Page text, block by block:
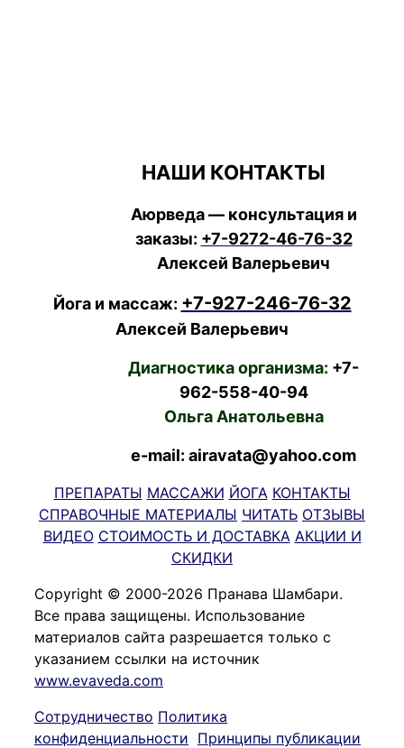
НАШИ КОНТАКТЫ
Аюрведа — консультация и
заказы: +7-9272-46-76-32
Алексей Валерьевич
Йога и массаж: +7-927-246-76-32
Алексей Валерьевич
Диагностика организма: +7-
962-558-40-94
Ольга Анатольевна
e-mail: airavata@yahoo.com
ПРЕПАРАТЫ МАССАЖИ ЙОГА КОНТАКТЫ
СПРАВОЧНЫЕ МАТЕРИАЛЫ ЧИТАТЬ ОТЗЫВЫ
ВИДЕО СТОИМОСТЬ И ДОСТАВКА АКЦИИ И
СКИДКИ
Copyright © 2000-2026 Пранава Шамбари.
Все права защищены. Использование
материалов сайта разрешается только с
указанием ссылки на источник
www.evaveda.com
Сотрудничество Политика
конфиденциальности Принципы публикации